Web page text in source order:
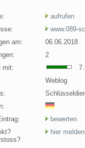
aufrufen
www.089-
am:
06.06.2018
2
mit:
Weblog
bewerten
hier melden